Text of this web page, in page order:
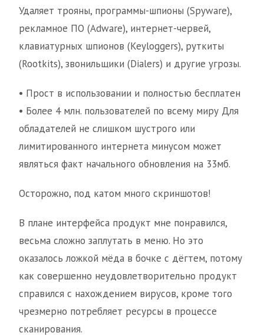
Удаляет трояны, программы-шпионы (Spyware),
рекламное ПО (Adware), интернет-червей,
клавиатурных шпионов (Keyloggers), руткиты
(Rootkits), звонильщики (Dialers) и другие угрозы.
• Прост в использовании и полностью бесплатен
• Более 4 млн. пользователей по всему миру Для
обладателей не слишком шустрого или
лимитированного интернета минусом может
являться факт начального обновления на 33мб.
Осторожно, под катом много скриншотов!
В плане интерфейса продукт мне понравился,
весьма сложно заплутать в меню. Но это
оказалось ложкой мёда в бочке с дёгтем, потому
как совершенно неудовлетворительно продукт
справился с нахождением вирусов, кроме того
чрезмерно потребляет ресурсы в процессе
сканирования.